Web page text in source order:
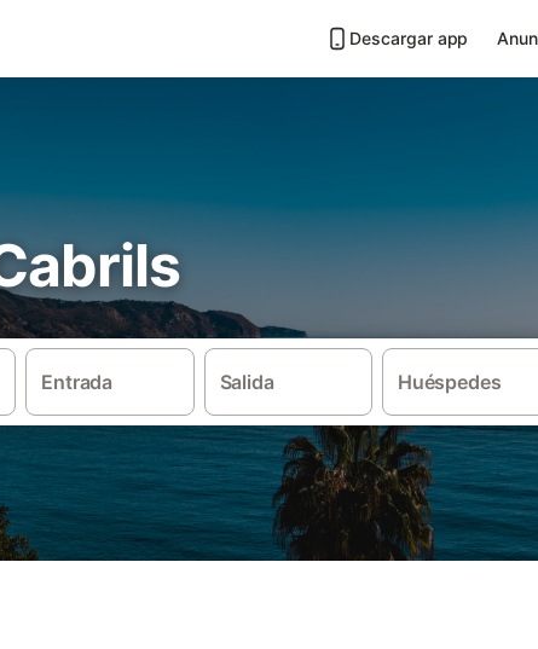
Descargar app
Entrada Salida Huéspedes